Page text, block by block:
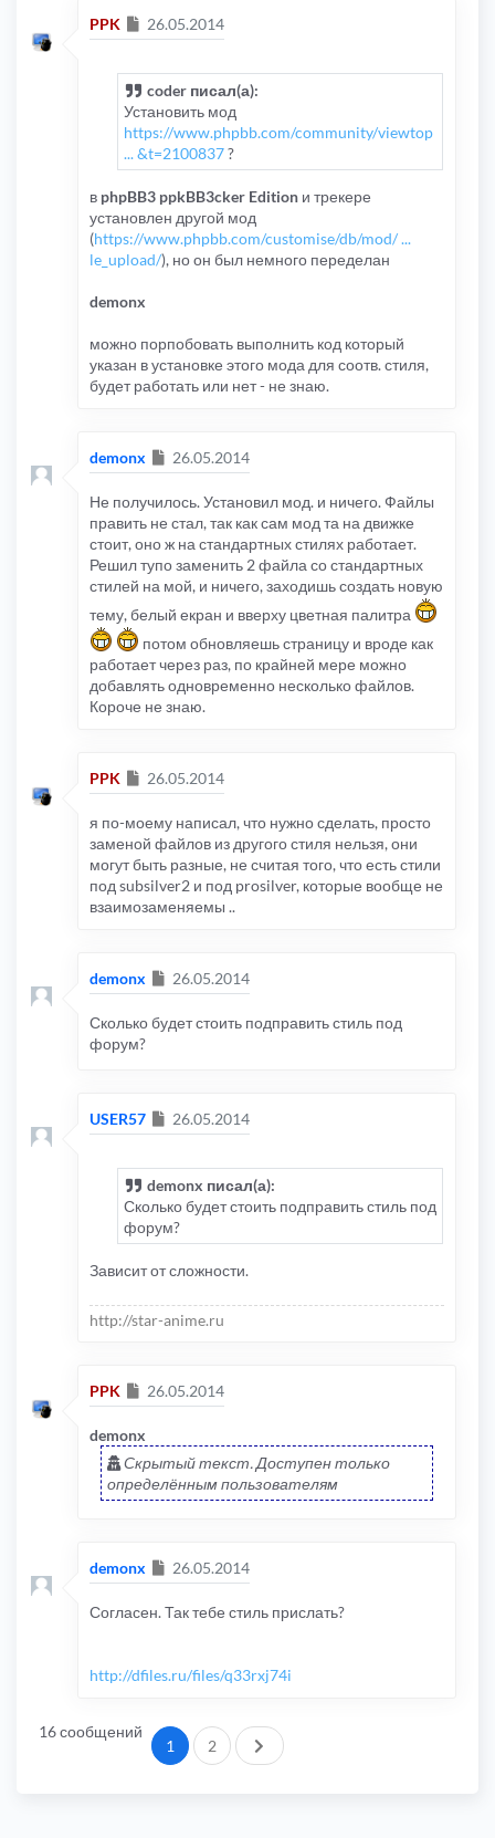
PPK Сообщение
26.05.2014
coder писал(а):
Установить мод
https://www.phpbb.com/community/viewtop
... &t=2100837?
в phpBB3 ppkBB3cker Edition и трекере
установлен другой мод
(https://www.phpbb.com/customise/db/mod/ ...
le_upload/), но он был немного переделан
demonx
можно порпобовать выполнить код который
указан в установке этого мода для соотв. стиля,
будет работать или нет - не знаю.
demonx Сообщение
26.05.2014
Не получилось. Установил мод. и ничего. Файлы
править не стал, так как сам мод та на движке
стоит, оно ж на стандартных стилях работает.
Решил тупо заменить 2 файла со стандартных
стилей на мой, и ничего, заходишь создать новую
тему, белый екран и вверху цветная палитра
потом обновляешь страницу и вроде как
работает через раз, по крайней мере можно
добавлять одновременно несколько файлов.
Короче не знаю.
PPK Сообщение
26.05.2014
я по-моему написал, что нужно сделать, просто
заменой файлов из другого стиля нельзя, они
могут быть разные, не считая того, что есть стили
под subsilver2 и под prosilver, которые вообще не
взаимозаменяемы ..
demonx Сообщение
26.05.2014
Сколько будет стоить подправить стиль под
форум?
USER57 Сообщение
26.05.2014
demonx писал(а):
Сколько будет стоить подправить стиль под
форум?
Зависит от сложности.
http://star-anime.ru
PPK Сообщение
26.05.2014
demonx
Скрытый текст. Доступен только
определённым пользователям
demonx Сообщение
26.05.2014
Согласен. Так тебе стиль прислать?
http://dfiles.ru/files/q33rxj74i
16 сообщений
1 2 След.